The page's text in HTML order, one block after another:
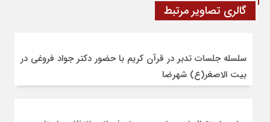
گالری تصاویر مرتبط
سلسله جلسات تدبر در قرآن کریم با حضور دکتر جواد فروغی در
بیت الاصغر(ع) شهرضا